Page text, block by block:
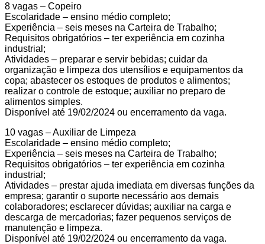
8 vagas – Copeiro
Escolaridade – ensino médio completo;
Experiência – seis meses na Carteira de Trabalho;
Requisitos obrigatórios – ter experiência em cozinha
industrial;
Atividades – preparar e servir bebidas; cuidar da
organização e limpeza dos utensílios e equipamentos da
copa; abastecer os estoques de produtos e alimentos;
realizar o controle de estoque; auxiliar no preparo de
alimentos simples.
Disponível até 19/02/2024 ou encerramento da vaga.
10 vagas – Auxiliar de Limpeza
Escolaridade – ensino médio completo;
Experiência – seis meses na Carteira de Trabalho;
Requisitos obrigatórios – ter experiência em cozinha
industrial;
Atividades – prestar ajuda imediata em diversas funções da
empresa; garantir o suporte necessário aos demais
colaboradores; esclarecer dúvidas; auxiliar na carga e
descarga de mercadorias; fazer pequenos serviços de
manutenção e limpeza.
Disponível até 19/02/2024 ou encerramento da vaga.